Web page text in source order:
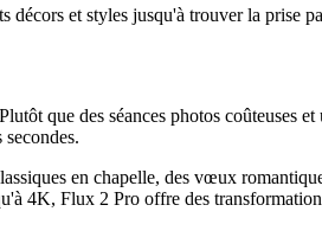
décors et styles jusqu'à trouver la prise
que des séances photos coûteuses et
en chapelle, des vœux
4K, Flux 2 Pro offre des